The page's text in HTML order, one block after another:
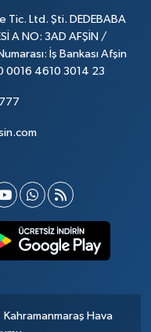
Tic. Ltd. Şti. DEDEBABA
A NO: 3AD AFŞİN /
İş Bankası Afşin
0016 4610 3014 23
Kahramanmaraş Hava